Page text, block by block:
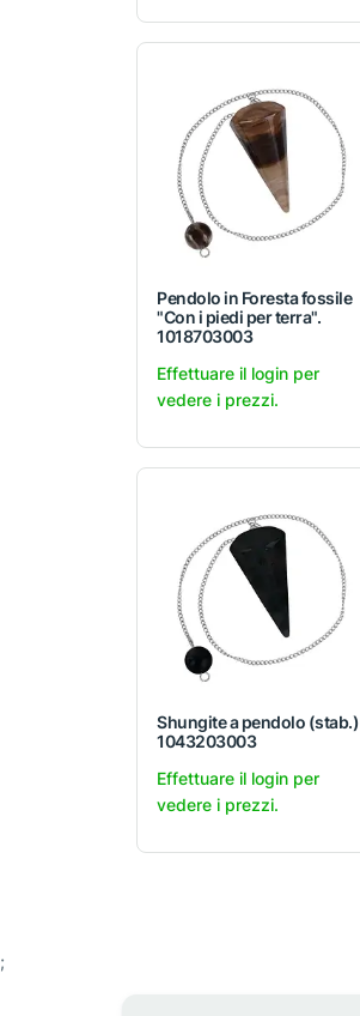
Pendolo in Foresta fossile
"Con i piedi per terra".
1018703003
Effettuare il login per
vedere i prezzi.
Shungite a pendolo (stab.)
1043203003
Effettuare il login per
vedere i prezzi.
;